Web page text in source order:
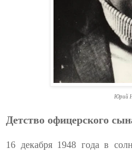
Юрий
Детство офицерского
16 декабря 1948 года в